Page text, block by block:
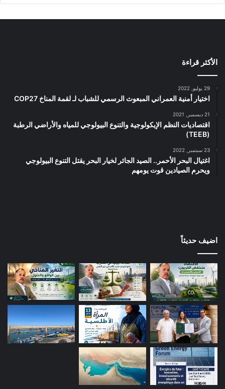
الأكثر قراءة
29 يوليو, 2022
اختيار أمنية العمراني المبعوث الرسمي للشباب لـ لقمة المناخ COP27
21 ديسمبر, 2021
اقتصاديات النظم الإيكولوجية والتنوع البيولوجي للمياه والأراضي الرطبة
(TEEB)
23 سبتمبر, 2022
اغتيال البحر الأحمر.. الصيد الجائر لخيار البحر يقتل التنوع البيولوجي
ويحرم الصيادين قوت يومهم
اضيف حديثاً